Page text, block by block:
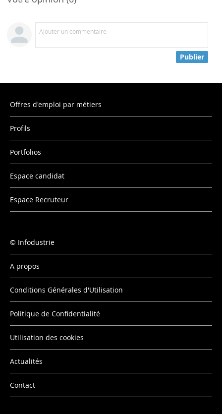
Ajouter un commentaire
Publier
Offres d'emploi par métiers
Profils
Portfolios
Espace candidat
Espace Recruteur
Infodustrie
A propos
Conditions Générales d'Utilisation
Politique de Confidentialité
Utilisation des cookies
Actualités
Contact